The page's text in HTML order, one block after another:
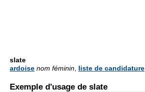
slate
ardoise nom féminin liste de candidature
Exemple d'usage de slate